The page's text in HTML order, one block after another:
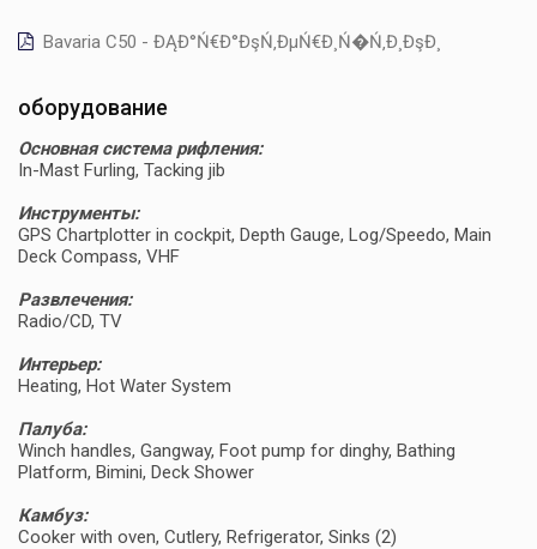
Bavaria C50 - ĐĄĐ°Ń€Đ°ĐşŃ‚ĐµŃ€Đ¸Ń�Ń‚Đ¸ĐşĐ¸
оборудование
Основная система рифления:
In-Mast Furling, Tacking jib
Инструменты:
GPS Chartplotter in cockpit, Depth Gauge, Log/Speedo, Main
Deck Compass, VHF
Развлечения:
Radio/CD, TV
Интерьер:
Heating, Hot Water System
Палуба:
Winch handles, Gangway, Foot pump for dinghy, Bathing
Platform, Bimini, Deck Shower
Камбуз:
Cooker with oven, Cutlery, Refrigerator, Sinks (2)